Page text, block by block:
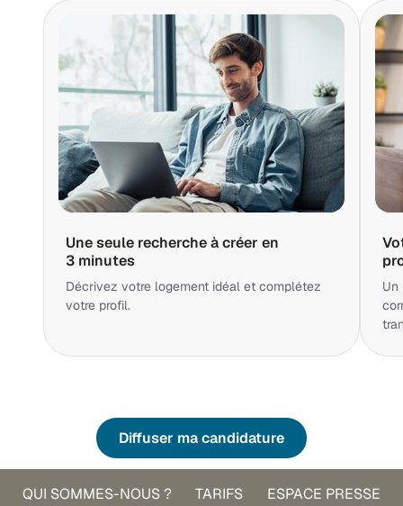
Une seule recherche à créer en
3 minutes
Décrivez votre logement idéal et complétez
votre profil.
Un
Diffuser ma candidature
QUI SOMMES-NOUS ? TARIFS ESPACE PRESSE